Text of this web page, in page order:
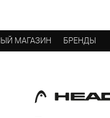
МАГАЗИН БРЕНДЫ